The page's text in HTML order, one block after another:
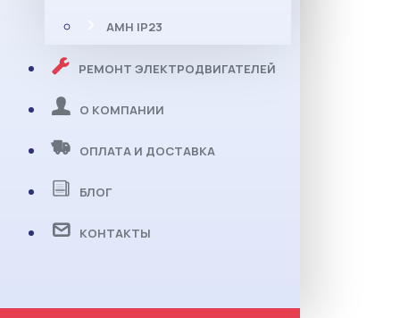
АМН IP23
РЕМОНТ ЭЛЕКТРОДВИГАТЕЛЕЙ
О КОМПАНИИ
ОПЛАТА И ДОСТАВКА
БЛОГ
КОНТАКТЫ